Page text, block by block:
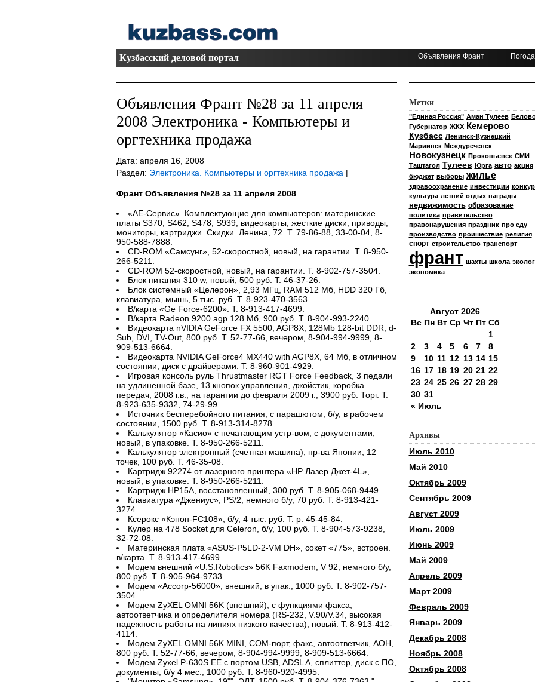
Кузбасский деловой портал Объявления Франт Погода
Объявления Франт №28 за 11 апреля
2008 Электроника - Компьютеры и
оргтехника продажа
Дата: апреля 16, 2008
Раздел: Электроника. Компьютеры и оргтехника продажа |
Франт Объявления №28 за 11 апреля 2008
«АЕ-Сервис». Комплектующие для компьютеров: материнские
платы S370, S462, S478, S939, видеокарты, жесткие диски, приводы,
мониторы, картриджи. Скидки. Ленина, 72. Т. 79-86-88, 33-00-04, 8-
950-588-7888.
CD-ROM «Самсунг», 52-скоростной, новый, на гарантии. Т. 8-950-
266-5211.
CD-ROM 52-скоростной, новый, на гарантии. Т. 8-902-757-3504.
Блок питания 310 w, новый, 500 руб. Т. 46-37-26.
Блок системный «Целерон», 2,93 МГц, RАМ 512 Мб, HDD 320 Гб,
клавиатура, мышь, 5 тыс. руб. Т. 8-923-470-3563.
В/карта «Ge Force-6200». Т. 8-913-417-4699.
В/карта Radeon 9200 agp 128 Мб, 900 руб. Т. 8-904-993-2240.
Видеокарта nVIDIA GeForce FX 5500, AGP8X, 128Mb 128-bit DDR, d-
Sub, DVI, TV-Out, 800 руб. Т. 52-77-66, вечером, 8-904-994-9999, 8-
909-513-6664.
Видеокарта NVIDIA GeForce4 MX440 with AGP8X, 64 Мб, в отличном
состоянии, диск с драйверами. Т. 8-960-901-4929.
Игровая консоль руль Thrustmaster RGT Force Feedback, 3 педали
на удлиненной базе, 13 кнопок управления, джойстик, коробка
передач, 2008 г.в., на гарантии до февраля 2009 г., 3900 руб. Торг. Т.
8-923-635-9332, 74-29-99.
Источник бесперебойного питания, с парашютом, б/у, в рабочем
состоянии, 1500 руб. Т. 8-913-314-8278.
Калькулятор «Касио» с печатающим устр-вом, с документами,
новый, в упаковке. Т. 8-950-266-5211.
Калькулятор электронный (счетная машина), пр-ва Японии, 12
точек, 100 руб. Т. 46-35-08.
Картридж 92274 от лазерного принтера «HP Лазер Джет-4L»,
новый, в упаковке. Т. 8-950-266-5211.
Картридж HP15A, восстановленный, 300 руб. Т. 8-905-068-9449.
Клавиатура «Джениус», PS/2, немного б/у, 70 руб. Т. 8-913-421-
3274.
Ксерокс «Кэнон-FC108», б/у, 4 тыс. руб. Т. р. 45-45-84.
Кулер на 478 Socket для Celeron, б/у, 100 руб. Т. 8-904-573-9238,
32-72-08.
Материнская плата «ASUS-P5LD-2-VM DH», сокет «775», встроен.
в/карта. Т. 8-913-417-4699.
Модем внешний «U.S.Robotics» 56K Faxmodem, V 92, немного б/у,
800 руб. Т. 8-905-964-9733.
Модем «Accorp-56000», внешний, в упак., 1000 руб. Т. 8-902-757-
3504.
Модем ZyXEL OMNI 56K (внешний), с функциями факса,
автоответчика и определителя номера (RS-232, V.90/V.34, высокая
надежность работы на линиях низкого качества), новый. Т. 8-913-412-
4114.
Модем ZyXEL OMNI 56K MINI, COM-порт, факс, автоответчик, АОН,
800 руб. Т. 52-77-66, вечером, 8-904-994-9999, 8-909-513-6664.
Модем Zyxel P-630S EE с портом USB, ADSL A, сплиттер, диск с ПО,
документы, б/у 4 мес., 1000 руб. Т. 8-960-920-4995.
Метки
"Единая Россия" Аман Тулеев
Губернатор ЖКХ Кемерово
Кузбасс Ленинск-Кузнецкий
Мариинск Междуреченск
Новокузнецк Прокопьевск СМИ
Таштагол Тулеев Юрга авто акция
бюджет выборы жилье
здравоохранение инвестиции
культура летний отдых награды
недвижимость образование
политика правительство
правонарушения праздник про еду
производство проишествие религия
спорт строительство транспорт
франт шахты школа
экономика
Август 2026
Вс Пн Вт Ср Чт Пт Сб
« Июль
1
2
3 4 5 6 7
8
9
10 11 12 13 14 15
16 17 18 19 20 21 22
23 24 25 26 27 28 29
30 31
Архивы
Июль 2010
Май 2010
Октябрь 2009
Сентябрь 2009
Август 2009
Июль 2009
Июнь 2009
Май 2009
Апрель 2009
Март 2009
Февраль 2009
Январь 2009
Декабрь 2008
Ноябрь 2008
Октябрь 2008